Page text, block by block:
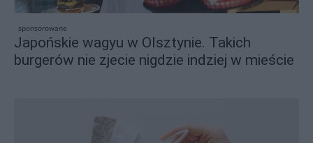
sponsorowane
Japońskie wagyu w Olsztynie. Takich
burgerów nie zjecie nigdzie indziej w mieście